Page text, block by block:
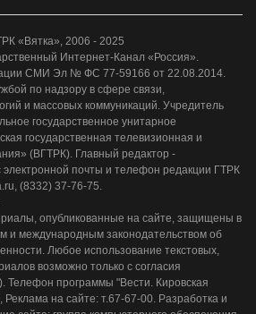
«Вятка», 2006 - 2025
Интернет-Канал «Россия».
СМИ Эл № ФС 77-59166 от 22.08.2014.
по надзору в сфере связи,
и массовых коммуникаций. Учредитель
государственное унитарное
государственная телевизионная и
(ВГТРК). Главный редактор -
почты и телефон редакции ГТРК
(8332) 37-76-75.
опубликованные на сайте, защищены в
и международным законодательством об
Любое использование текстовых,
возможно только с согласия
Телефон программы "Вести. Кировская
Реклама на сайте: т.67-67-00. Разработка и